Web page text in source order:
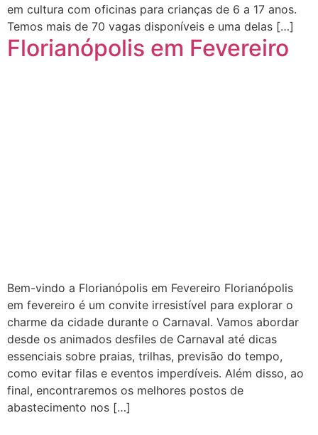
em cultura com oficinas para crianças de 6 a 17 anos.
Temos mais de 70 vagas disponíveis e uma delas […]
Florianópolis em Fevereiro
Bem-vindo a Florianópolis em Fevereiro Florianópolis
em fevereiro é um convite irresistível para explorar o
charme da cidade durante o Carnaval. Vamos abordar
desde os animados desfiles de Carnaval até dicas
essenciais sobre praias, trilhas, previsão do tempo,
como evitar filas e eventos imperdíveis. Além disso, ao
final, encontraremos os melhores postos de
abastecimento nos […]